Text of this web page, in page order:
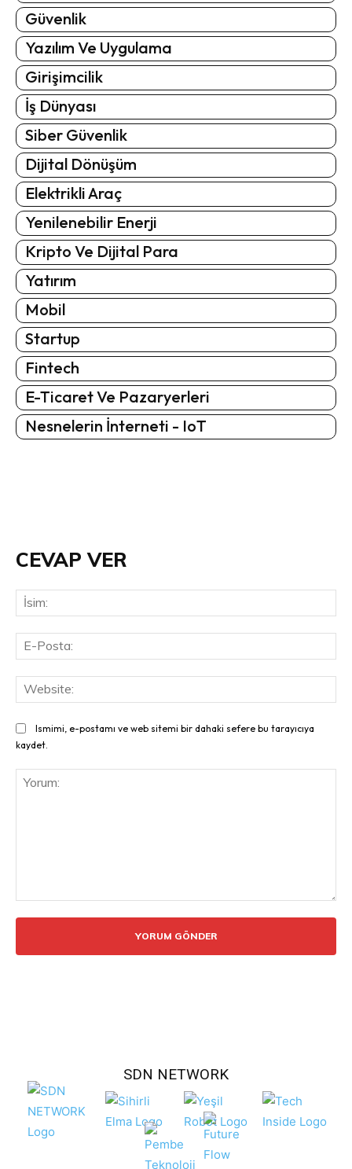
Güvenlik
Yazılım Ve Uygulama
Girişimcilik
İş Dünyası
Siber Güvenlik
Dijital Dönüşüm
Elektrikli Araç
Yenilenebilir Enerji
Kripto Ve Dijital Para
Yatırım
Mobil
Startup
Fintech
E-Ticaret Ve Pazaryerleri
Nesnelerin İnterneti - IoT
CEVAP VER
Ismimi, e-postamı ve web sitemi bir dahaki sefere bu tarayıcıya
kaydet.
SDN NETWORK